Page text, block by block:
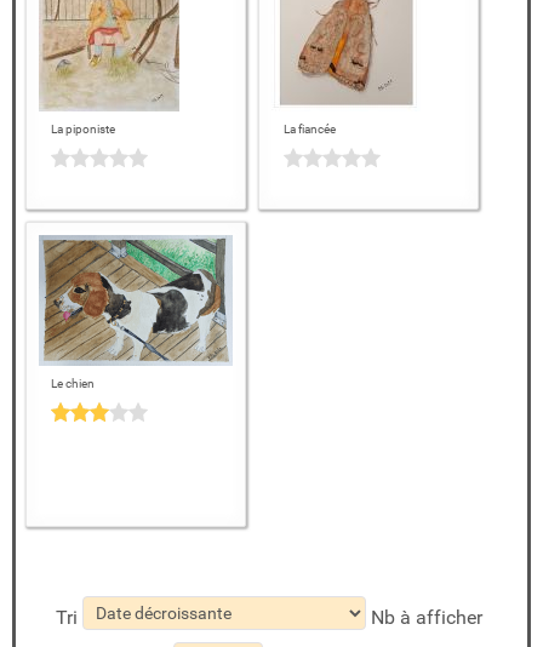
La piponiste La fiancée
Le chien
Tri
Nb à afficher